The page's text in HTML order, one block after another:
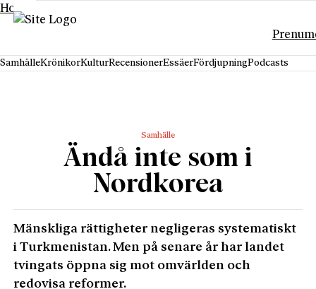
Hoppa till innehåll
SamhälleKrönikorKulturRecensionerEssäerFördjupningPodcasts
Samhälle
Ändå inte som i
Nordkorea
Mänskliga rättigheter negligeras systematiskt
i Turkmenistan. Men på senare år har landet
tvingats öppna sig mot omvärlden och
redovisa reformer.